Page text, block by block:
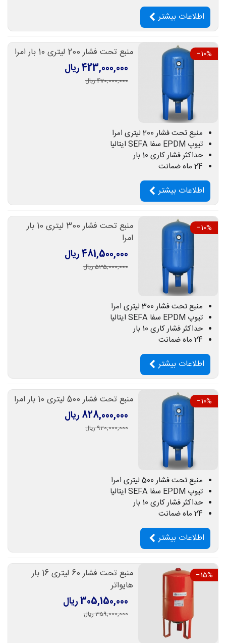
اطلاعات بیشتر
‎−10% منبع تحت فشار 200 لیتری 10 بار امرا
423,000,000 ریال
470,000,000 ریال
منبع تحت فشار 200 لیتری امرا
تیوپ EPDM سفا SEFA ایتالیا
حداکثر فشار کاری 10 بار
24 ماه ضمانت
اطلاعات بیشتر
‎−10%
منبع تحت فشار 300 لیتری 10 بار
امرا
481,500,000 ریال
535,000,000 ریال
منبع تحت فشار 300 لیتری امرا
تیوپ EPDM سفا SEFA ایتالیا
حداکثر فشار کاری 10 بار
24 ماه ضمانت
اطلاعات بیشتر
‎−10% منبع تحت فشار 500 لیتری 10 بار امرا
828,000,000 ریال
920,000,000 ریال
منبع تحت فشار 500 لیتری امرا
تیوپ EPDM سفا SEFA ایتالیا
حداکثر فشار کاری 10 بار
24 ماه ضمانت
اطلاعات بیشتر
‎−15%
منبع تحت فشار 60 لیتری 16 بار
هایواتر
305,150,000 ریال
359,000,000 ریال